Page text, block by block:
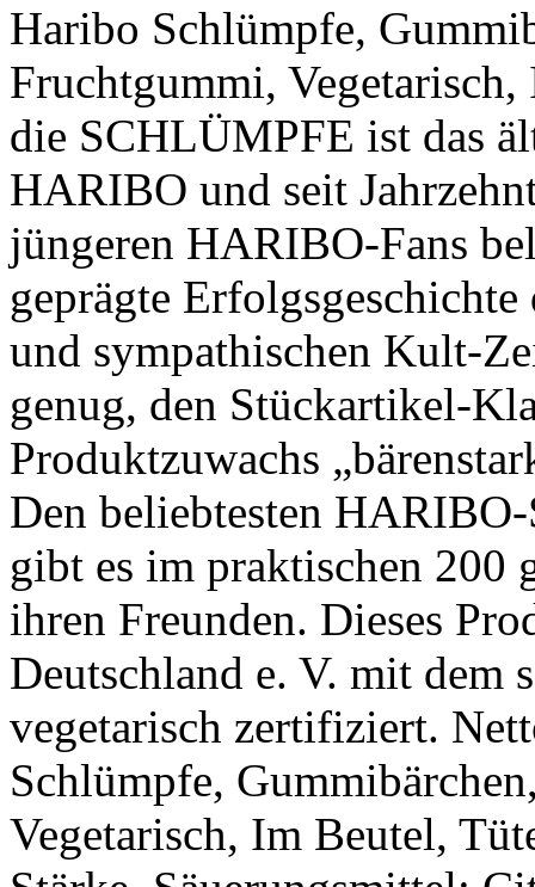
Haribo Schlümpfe,
Fruchtgummi,
die SCHLÜMPFE ist das
HARIBO und seit
jüngeren HARIBO-Fans
geprägte
und sympathischen Kult-
genug, den Stückartikel-
Produktzuwachs
Den beliebtesten
gibt es im praktischen 200
ihren Freunden. Dieses
Deutschland e. V. mit dem
vegetarisch zertifiziert.
Schlümpfe,
Vegetarisch, Im Beutel,